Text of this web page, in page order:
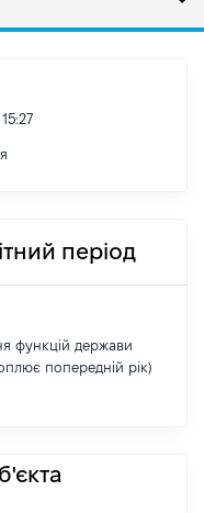
період
функцій держави
попередній рік)